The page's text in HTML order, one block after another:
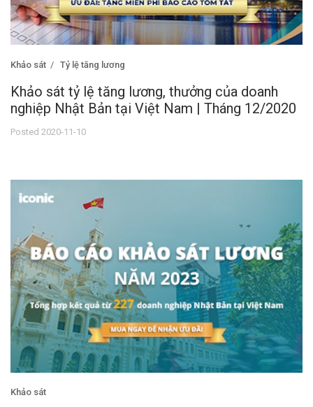
Khảo sát Tỷ lệ tăng lương
Khảo sát tỷ lệ tăng lương, thưởng của doanh
nghiệp Nhật Bản tại Việt Nam | Tháng 12/2020
Posted 2020-11-10
Khảo sát